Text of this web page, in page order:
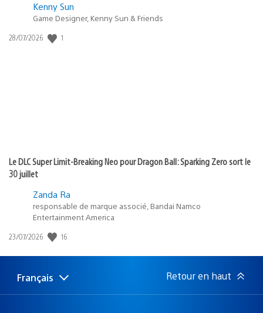
Kenny Sun
Game Designer, Kenny Sun & Friends
Date
28/07/2026 1
Le DLC Super Limit-Breaking Neo pour Dragon Ball: Sparking Zero sort le
30 juillet
Zanda Ra
responsable de marque associé, Bandai Namco
Entertainment America
Date
publication
23/07/2026 16
Choisir
Région
Français Retour en haut